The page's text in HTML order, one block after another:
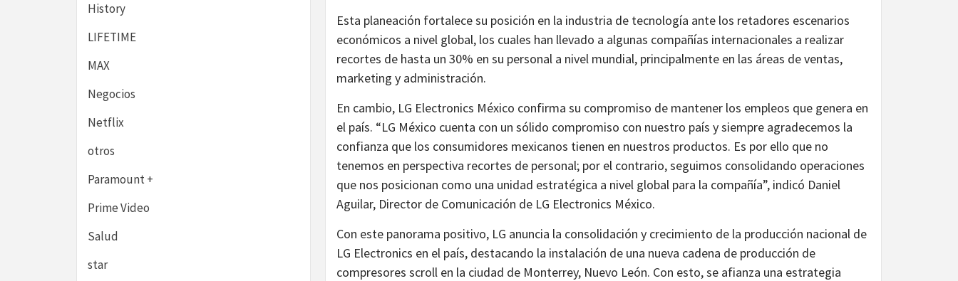
Esta planeación fortalece su posición en la industria de tecnología ante los retadores escenarios
económicos a nivel global, los cuales han llevado a algunas compañías internacionales a realizar
recortes de hasta un 30% en su personal a nivel mundial, principalmente en las áreas de ventas,
marketing y administración.
En cambio, LG Electronics México confirma su compromiso de mantener los empleos que genera en
el país. “LG México cuenta con un sólido compromiso con nuestro país y siempre agradecemos la
confianza que los consumidores mexicanos tienen en nuestros productos. Es por ello que no
tenemos en perspectiva recortes de personal; por el contrario, seguimos consolidando operaciones
que nos posicionan como una unidad estratégica a nivel global para la compañía”, indicó Daniel
Aguilar, Director de Comunicación de LG Electronics México.
Con este panorama positivo, LG anuncia la consolidación y crecimiento de la producción nacional de
LG Electronics en el país, destacando la instalación de una nueva cadena de producción de
compresores scroll en la ciudad de Monterrey, Nuevo León. Con esto, se afianza una estrategia
History
LIFETIME
MAX
Negocios
Netflix
otros
Paramount +
Prime Video
Salud
star